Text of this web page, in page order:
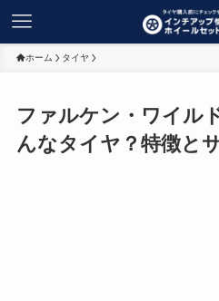
ホーム タイヤ
ファルケン・ワイル
んなタイヤ？特徴と